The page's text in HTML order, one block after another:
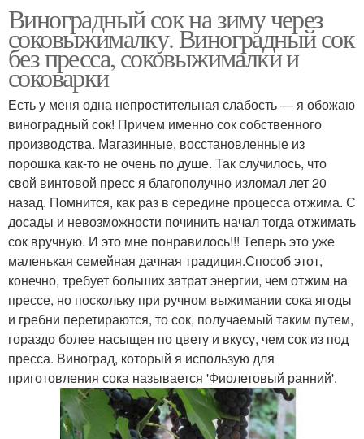
Виноградный сок на зиму через
соковыжималку. Виноградный сок
без пресса, соковыжималки и
соковарки
Есть у меня одна непростительная слабость — я обожаю
виноградный сок! Причем именно сок собственного
производства. Магазинные, восстановленные из
порошка как-то не очень по душе. Так случилось, что
свой винтовой пресс я благополучно изломал лет 20
назад. Помнится, как раз в середине процесса отжима. С
досады и невозможности починить начал тогда отжимать
сок вручную. И это мне понравилось!!! Теперь это уже
маленькая семейная дачная традиция.Способ этот,
конечно, требует больших затрат энергии, чем отжим на
прессе, но поскольку при ручном выжимании сока ягоды
и гребни перетираются, то сок, получаемый таким путем,
гораздо более насыщен по цвету и вкусу, чем сок из под
пресса. Виноград, который я использую для
приготовления сока называется 'Фиолетовый ранний'.